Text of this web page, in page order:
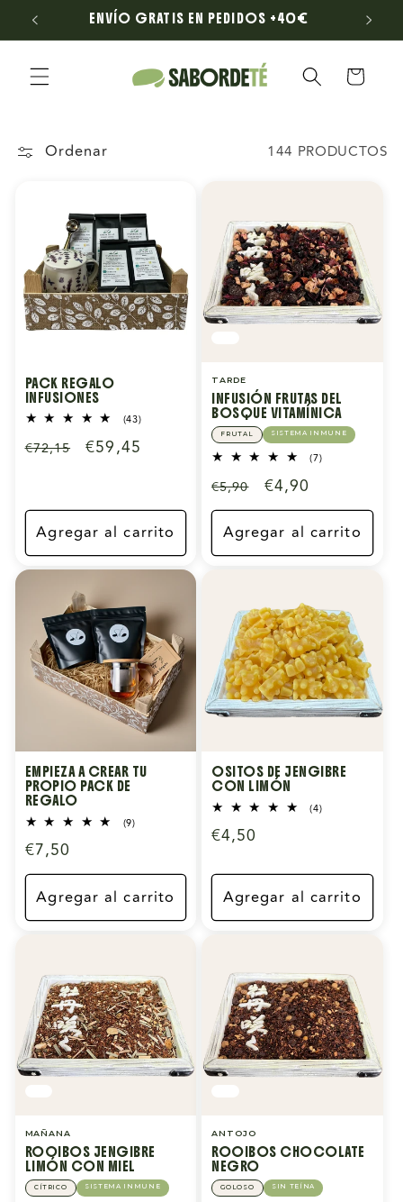
directamente
al contenido
ENVÍO GRATIS EN PEDIDOS +40€
Carrito
Ordenar 144 PRODUCTOS
PACK REGALO
INFUSIONES
(43)43
Precio
€72,15
Precio
€59,45
Agregar al carrito
TARDE
INFUSIÓN FRUTAS DEL
BOSQUE VITAMÍNICA
FRUTAL SISTEMA INMUNE
(7)7
Precio
habitual
€5,90
Precio
de
oferta
€4,90
Agregar al carrito
EMPIEZA A CREAR TU
PROPIO PACK DE
REGALO
(9)9
Precio
habitual
€7,50
Agregar al carrito
OSITOS DE JENGIBRE
CON LIMÓN
(4)4
Precio
€4,50
Agregar al carrito
MAÑANA
ROOIBOS JENGIBRE
LIMÓN CON MIEL
CÍTRICO SISTEMA INMUNE
ANTOJO
ROOIBOS CHOCOLATE
NEGRO
GOLOSO SIN TEÍNA